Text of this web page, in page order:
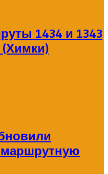
1434 и 1343
(Химки)